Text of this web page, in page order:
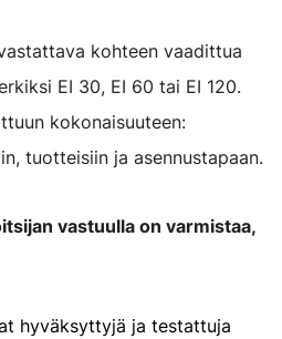
kohteen vaadittua
EI 30, EI 60 tai EI 120.
kokonaisuuteen:
tuotteisiin ja asennustapaan.
vastuulla on varmistaa,
hyväksyttyjä ja testattuja